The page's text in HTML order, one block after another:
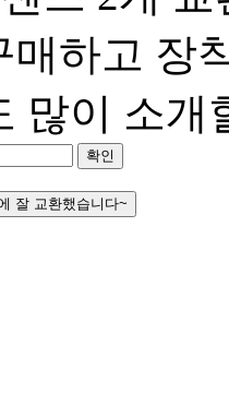
매하고 장
많이 소개
확인
잘 교환했습니다~